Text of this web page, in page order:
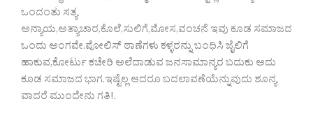
ಒಂದಂತು‌ ಸತ್ಯ
ಅನ್ಯಾಯ,ಅತ್ಯಾಚಾರ,ಕೊಲೆ,ಸುಲಿಗೆ,ಮೋಸ,ವಂಚನೆ ಇವು ಕೂಡ ಸಮಾಜದ
ಒಂದು ಅಂಗವೇ.ಪೋಲಿಸ್ ಠಾಣೆಗಳು ಕಳ್ಳರನ್ನು ಬಂಧಿಸಿ ಜೈಲಿಗೆ
ಹಾಕುವ,ಕೋರ್ಟು ಕಚೇರಿ ಅಲೆದಾಡುವ ಜನಸಾಮಾನ್ಯರ ಬದುಕು ಅದು
ಕೂಡ ಸಮಾಜದ ಭಾಗ.ಇಷ್ಟೆಲ್ಲ ಆದರೂ ಬದಲಾವಣೆಯೆನ್ನುವುದು ಶೂನ್ಯ
ವಾದರೆ ಮುಂದೇನು ಗತಿ!.